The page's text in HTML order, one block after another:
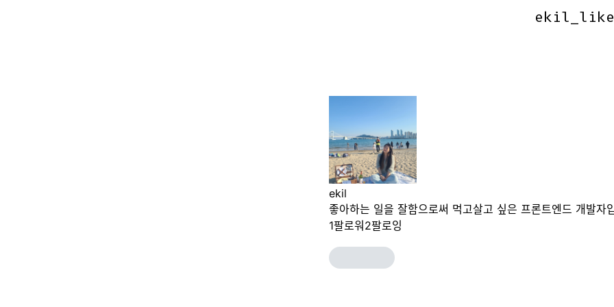
ekil
좋아하는 일을 잘함으로써 먹고살고 싶은 프론트엔드 개발자
1팔로워 2팔로잉